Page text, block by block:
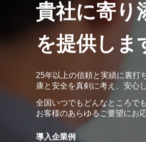
貴社に寄り
を提供しま
25年以上の信頼と実績に裏打
康と安全を真剣に考え、安心
全国いつでもどんなところで
お客様のあらゆるご要望にお
導入企業例